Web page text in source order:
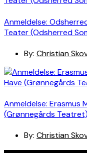
Anmeldelse:
Teater (Odsherred
By: Christian
Anmeldelse: Erasmus
(Grønnegårds Teatret)
By: Christian